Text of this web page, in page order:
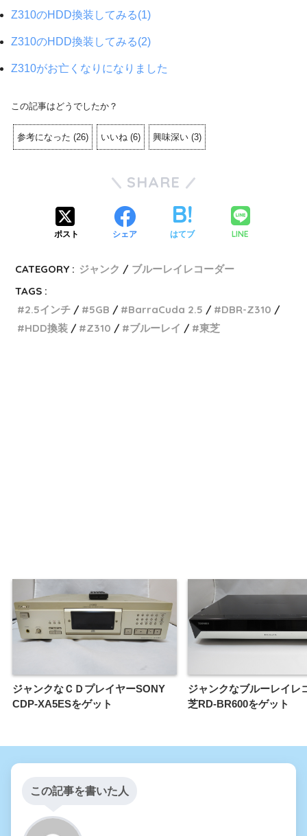
Z310のHDD換装してみる(1)
Z310のHDD換装してみる(2)
Z310がお亡くなりになりました
この記事はどうでしたか？
参考になった (26) いいね (6) 興味深い (3)
SHARE
ポスト シェア はてブ LINE
CATEGORY : ジャンク
ブルーレイレコーダー
TAGS :
2.5インチ
5GB BarraCuda 2.5
DBR-Z310
HDD換装
Z310 ブルーレイ 東芝
ジャンクなＣＤプレイヤーSONY
CDP-XA5ESをゲット
ジャンクなブルーレイレ
芝RD-BR600をゲット
この記事を書いた人